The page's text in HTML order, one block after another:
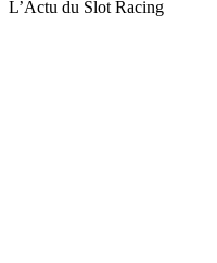
L’Actu du Slot Racing